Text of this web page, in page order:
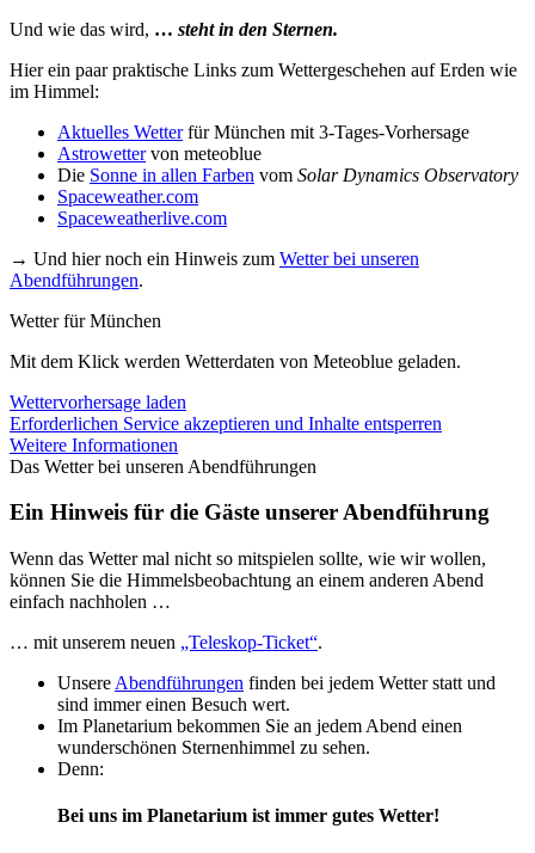
Und wie das wird, … steht in den Sternen.
Hier ein paar praktische Links zum Wettergeschehen auf Erden wie
im Himmel:
Aktuelles Wetterfür München mit 3-Tages-Vorhersage
Astrowettervon meteoblue
Die Sonne in allen Farben vom Solar Dynamics Observatory
Spaceweather.com
Spaceweatherlive.com
→ Und hier noch ein Hinweis zum Wetter bei unseren
Abendführungen.
Wetter für München
Mit dem Klick werden Wetterdaten von Meteoblue geladen.
Wettervorhersage laden
Erforderlichen Service akzeptieren und Inhalte entsperren
Weitere Informationen
Das Wetter bei unseren Abendführungen
Ein Hinweis für die Gäste unserer Abendführung
Wenn das Wetter mal nicht so mitspielen sollte, wie wir wollen,
können Sie die Himmelsbeobachtung an einem anderen Abend
einfach nachholen …
… mit unserem neuen „Teleskop-Ticket“.
Unsere Abendführungen finden bei jedem Wetter statt und
sind immer einen Besuch wert.
Im Planetarium bekommen Sie an jedem Abend einen
wunderschönen Sternenhimmel zu sehen.
Denn:
Bei uns im Planetarium ist immer gutes Wetter!